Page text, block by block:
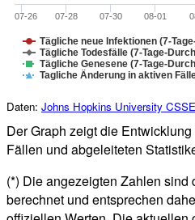
Tägliche neue Infektionen (7-
Tägliche Todesfälle (7-Tage-
Tägliche Genesene (7-Tage-
Tagliche Änderung in aktiven
07-26 07-28 07-30 08-01
Daten: Johns Hopkins University CSSE
Der Graph zeigt die
Fällen und abgeleiteten
(*) Die angezeigten Zahlen sind
berechnet und entsprechen